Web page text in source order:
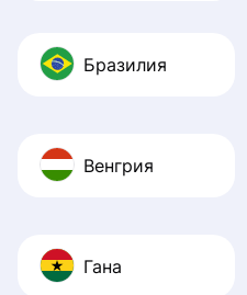
Бразилия
Венгрия
Гана